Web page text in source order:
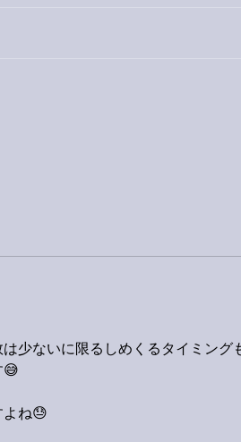
少ないに限るしめくるタイミング
😅
ね😓